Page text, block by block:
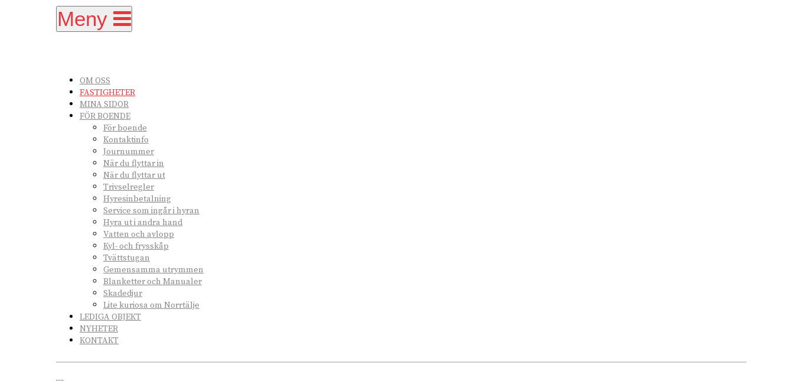
Meny
OM OSS
FASTIGHETER
MINA SIDOR
FÖR BOENDE
För boende
Kontaktinfo
Journummer
När du flyttar in
När du flyttar ut
Trivselregler
Hyresinbetalning
Service som ingår i hyran
Hyra ut i andra hand
Vatten och avlopp
Kyl- och frysskåp
Tvättstugan
Gemensamma utrymmen
Blanketter och Manualer
Skadedjur
Lite kuriosa om Norrtälje
LEDIGA OBJEKT
NYHETER
KONTAKT